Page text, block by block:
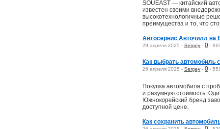
SOUEAST — китайский
известен своими
высокотехнологичные
преимущества и то, что
Автосервис Авточилл
29 апреля 2025 - Sergey - 0 -
Как выбрать автомобиль
26 апреля 2025 - Sergey - 0 -
Покупка автомобиля с
и разумную стоимость.
Южнокорейский бренд
доступной цене.
Как сохранить